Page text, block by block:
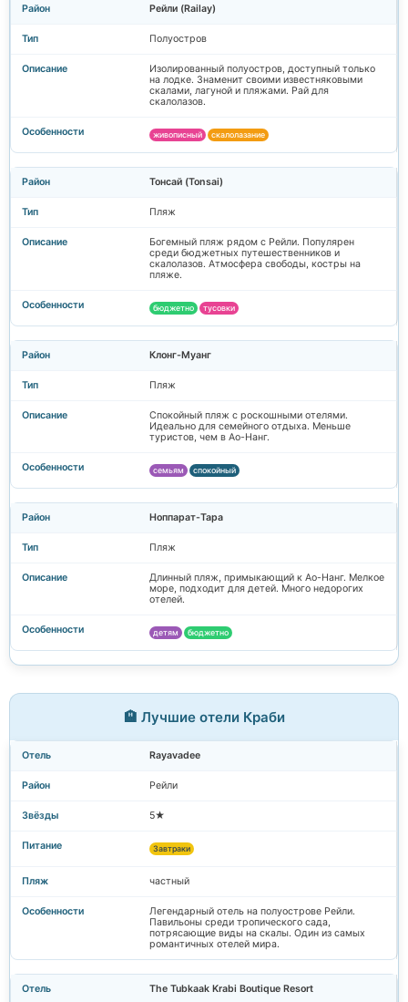
Рейли (Railay)
Полуостров
Изолированный полуостров, доступный только
на лодке. Знаменит своими известняковыми
скалами, лагуной и пляжами. Рай для
скалолазов.
живописный скалолазание
Тонсай (Tonsai)
Пляж
Богемный пляж рядом с Рейли. Популярен
среди бюджетных путешественников и
скалолазов. Атмосфера свободы, костры на
пляже.
бюджетно тусовки
Клонг-Муанг
Пляж
Спокойный пляж с роскошными отелями.
Идеально для семейного отдыха. Меньше
туристов, чем в Ао-Нанг.
семьям спокойный
Ноппарат-Тара
Пляж
Длинный пляж, примыкающий к Ао-Нанг. Мелкое
море, подходит для детей. Много недорогих
отелей.
детям бюджетно
🏨 Лучшие отели Краби
Rayavadee
Рейли
5★
Завтраки
частный
Легендарный отель на полуострове Рейли.
Павильоны среди тропического сада,
потрясающие виды на скалы. Один из самых
романтичных отелей мира.
The Tubkaak Krabi Boutique Resort